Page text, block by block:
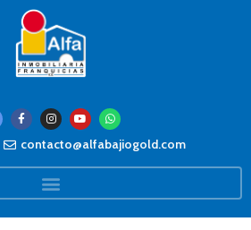
contacto@alfabajiogold.com